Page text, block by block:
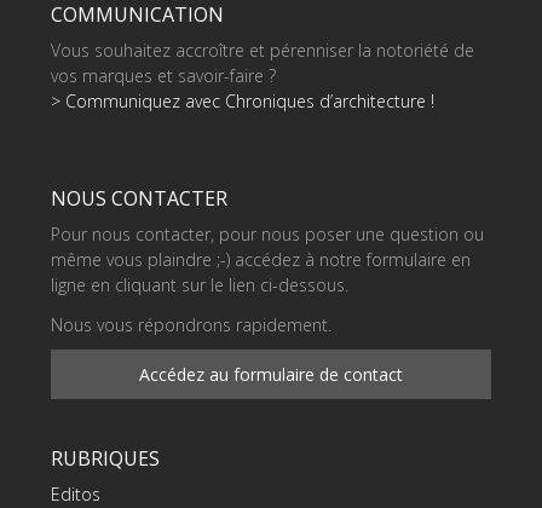
COMMUNICATION
Vous souhaitez accroître et pérenniser la notoriété de
vos marques et savoir-faire ?
> Communiquez avec Chroniques d’architecture !
NOUS CONTACTER
Pour nous contacter, pour nous poser une question ou
même vous plaindre ;-) accédez à notre formulaire en
ligne en cliquant sur le lien ci-dessous.
Nous vous répondrons rapidement.
Accédez au formulaire de contact
RUBRIQUES
Editos